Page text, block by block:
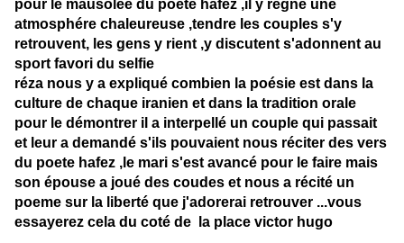
pour le mausolée du poete hafez ,il y régne une
atmosphére chaleureuse ,tendre les couples s'y
retrouvent, les gens y rient ,y discutent s'adonnent au
sport favori du selfie
réza nous y a expliqué combien la poésie est dans la
culture de chaque iranien et dans la tradition orale
pour le démontrer il a interpellé un couple qui passait
et leur a demandé s'ils pouvaient nous réciter des vers
du poete hafez ,le mari s'est avancé pour le faire mais
son épouse a joué des coudes et nous a récité un
poeme sur la liberté que j'adorerai retrouver ...vous
essayerez cela du coté de la place victor hugo